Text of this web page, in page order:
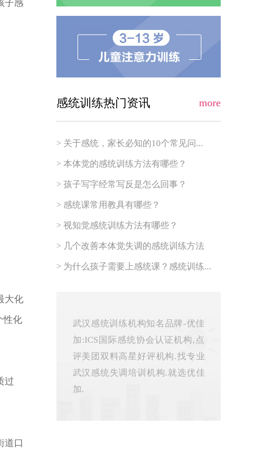
子感
大化
性化
过
道口
感统训练热门资讯 more
> 关于感统，家长必知的10个常见问...
> 本体觉的感统训练方法有哪些？
> 孩子写字经常写反是怎么回事？
> 感统课常用教具有哪些？
> 视知觉感统训练方法有哪些？
> 几个改善本体觉失调的感统训练方法
> 为什么孩子需要上感统课？感统训练...
武汉感统训练机构知名品牌-优佳
加:ICS国际感统协会认证机构,点
评美团双料高星好评机构.找专业
武汉感统失调培训机构.就选优佳
加.